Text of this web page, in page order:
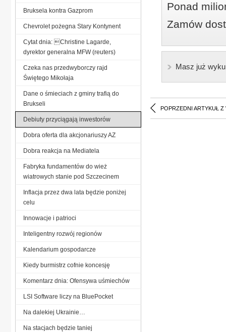
Ponad
Zamów
Masz już
POPRZEDNI ARTYKUŁ Z
Bruksela kontra Gazprom
Chevrolet pożegna Stary Kontynent
Cytat dnia: Christine Lagarde,
dyrektor generalna MFW (reuters)
Czeka nas przedwyborczy rajd
Świętego Mikołaja
Dane o śmieciach z gminy trafią do
Brukseli
Debiuty przyciągają inwestorów
Dobra oferta dla akcjonariuszy AZ
Dobra reakcja na Mediatela
Fabryka fundamentów do wież
wiatrowych stanie pod Szczecinem
Inflacja przez dwa lata będzie poniżej
celu
Innowacje i patrioci
Inteligentny rozwój regionów
Kalendarium gospodarcze
Kiedy burmistrz cofnie koncesję
Komentarz dnia: Ofensywa uśmiechów
LSI Software liczy na BluePocket
Na dalekiej Ukrainie…
Na stacjach będzie taniej